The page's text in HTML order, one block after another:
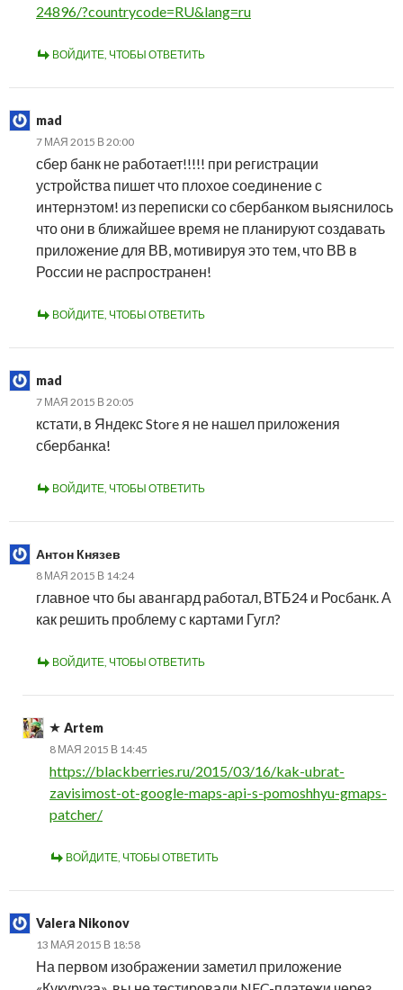
24896/?countrycode=RU&lang=ru
ВОЙДИТЕ, ЧТОБЫ ОТВЕТИТЬ
mad
7 МАЯ 2015 В 20:00
сбер банк не работает!!!!! при регистрации
устройства пишет что плохое соединение с
интернэтом! из переписки со сбербанком выяснилось
что они в ближайшее время не планируют создавать
приложение для ВВ, мотивируя это тем, что ВВ в
России не распространен!
ВОЙДИТЕ, ЧТОБЫ ОТВЕТИТЬ
mad
7 МАЯ 2015 В 20:05
кстати, в Яндекс Store я не нашел приложения
сбербанка!
ВОЙДИТЕ, ЧТОБЫ ОТВЕТИТЬ
Антон Князев
8 МАЯ 2015 В 14:24
главное что бы авангард работал, ВТБ24 и Росбанк. А
как решить проблему с картами Гугл?
ВОЙДИТЕ, ЧТОБЫ ОТВЕТИТЬ
Artem
8 МАЯ 2015 В 14:45
https://blackberries.ru/2015/03/16/kak-ubrat-
zavisimost-ot-google-maps-api-s-pomoshhyu-gmaps-
patcher/
ВОЙДИТЕ, ЧТОБЫ ОТВЕТИТЬ
Valera Nikonov
13 МАЯ 2015 В 18:58
На первом изображении заметил приложение